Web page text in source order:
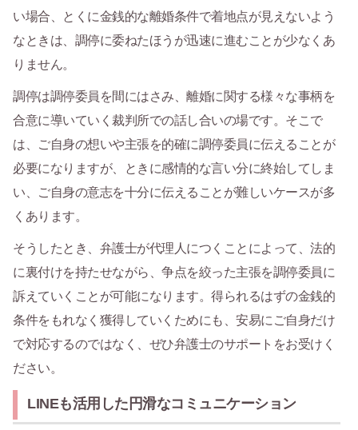
い場合、とくに金銭的な離婚条件で着地点が見えないよう
なときは、調停に委ねたほうが迅速に進むことが少なくあ
りません。
調停は調停委員を間にはさみ、離婚に関する様々な事柄を
合意に導いていく裁判所での話し合いの場です。そこで
は、ご自身の想いや主張を的確に調停委員に伝えることが
必要になりますが、ときに感情的な言い分に終始してしま
い、ご自身の意志を十分に伝えることが難しいケースが多
くあります。
そうしたとき、弁護士が代理人につくことによって、法的
に裏付けを持たせながら、争点を絞った主張を調停委員に
訴えていくことが可能になります。得られるはずの金銭的
条件をもれなく獲得していくためにも、安易にご自身だけ
で対応するのではなく、ぜひ弁護士のサポートをお受けく
ださい。
LINEも活用した円滑なコミュニケーション